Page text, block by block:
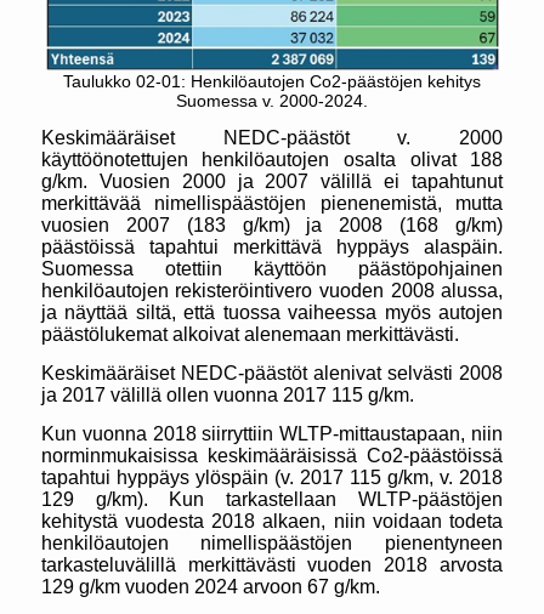
Taulukko 02-01: Henkilöautojen Co2-päästöjen kehitys
Suomessa v. 2000-2024.
Keskimääräiset NEDC-päästöt v. 2000
käyttöönotettujen henkilöautojen osalta olivat 188
g/km. Vuosien 2000 ja 2007 välillä ei tapahtunut
merkittävää nimellispäästöjen pienenemistä, mutta
vuosien 2007 (183 g/km) ja 2008 (168 g/km)
päästöissä tapahtui merkittävä hyppäys alaspäin.
Suomessa otettiin käyttöön päästöpohjainen
henkilöautojen rekisteröintivero vuoden 2008 alussa,
ja näyttää siltä, että tuossa vaiheessa myös autojen
päästölukemat alkoivat alenemaan merkittävästi.
Keskimääräiset NEDC-päästöt alenivat selvästi 2008
ja 2017 välillä ollen vuonna 2017 115 g/km.
Kun vuonna 2018 siirryttiin WLTP-mittaustapaan, niin
norminmukaisissa keskimääräisissä Co2-päästöissä
tapahtui hyppäys ylöspäin (v. 2017 115 g/km, v. 2018
129 g/km). Kun tarkastellaan WLTP-päästöjen
kehitystä vuodesta 2018 alkaen, niin voidaan todeta
henkilöautojen nimellispäästöjen pienentyneen
tarkasteluvälillä merkittävästi vuoden 2018 arvosta
129 g/km vuoden 2024 arvoon 67 g/km.